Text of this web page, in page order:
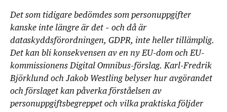
Det som tidigare bedömdes som personuppgifter
kanske inte längre är det – och då är
dataskyddsförordningen, GDPR, inte heller tillämplig.
Det kan bli konsekvensen av en ny EU-dom och EU-
kommissionens Digital Omnibus-förslag. Karl-Fredrik
Björklund och Jakob Westling belyser hur avgörandet
och förslaget kan påverka förståelsen av
personuppgiftsbegreppet och vilka praktiska följder